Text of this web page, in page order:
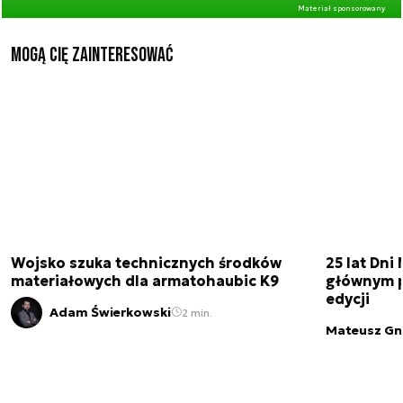
Materiał sponsorowany
Mogą Cię zainteresować
Wojsko szuka technicznych środków
materiałowych dla armatohaubic K9
Adam Świerkowski 2 min.
25 lat Dni
głównym
edycji
Mateusz